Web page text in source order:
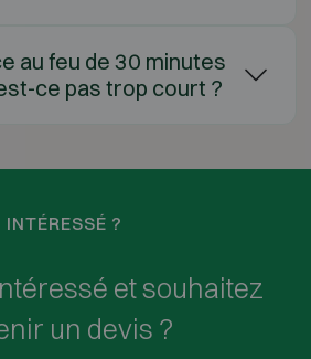
au feu de 30 minutes
ce pas trop court ?
INTÉRESSÉ ?
et souhaitez
un devis ?